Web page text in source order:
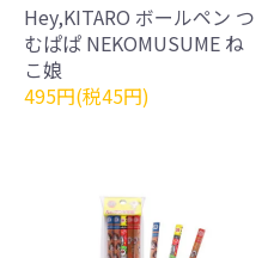
Hey,KITARO ボールペン つ
むぱぱ NEKOMUSUME ね
こ娘
495円(税45円)